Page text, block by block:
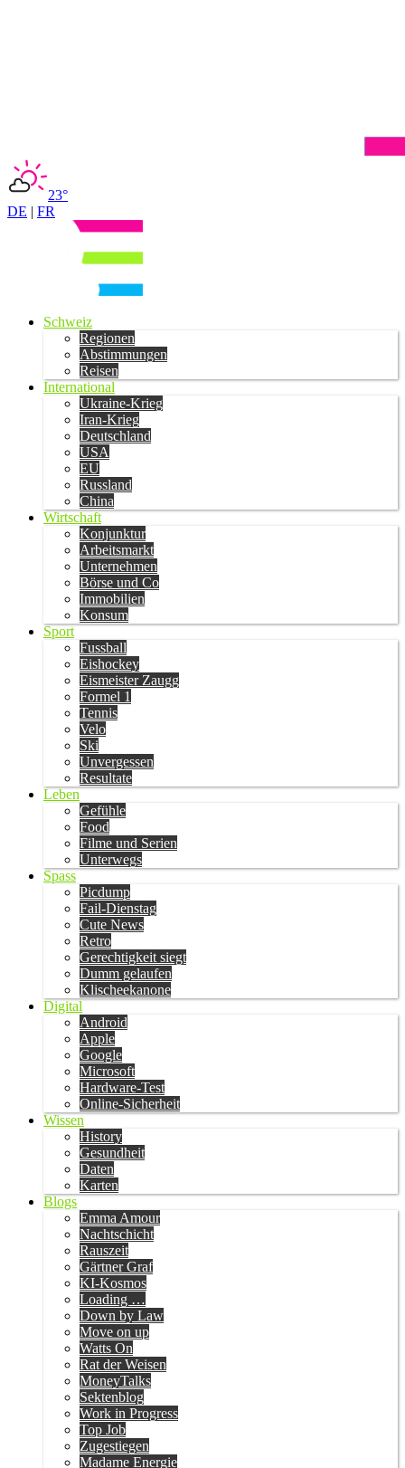
23°
DE | FR
Schweiz
Regionen
Abstimmungen
Reisen
International
Ukraine-Krieg
Iran-Krieg
Deutschland
USA
EU
Russland
China
Wirtschaft
Konjunktur
Arbeitsmarkt
Unternehmen
Börse und Co
Immobilien
Konsum
Sport
Fussball
Eishockey
Eismeister Zaugg
Formel 1
Tennis
Velo
Ski
Unvergessen
Resultate
Leben
Gefühle
Food
Filme und Serien
Unterwegs
Spass
Picdump
Fail-Dienstag
Cute News
Retro
Gerechtigkeit siegt
Dumm gelaufen
Klischeekanone
Digital
Android
Apple
Google
Microsoft
Hardware-Test
Online-Sicherheit
Wissen
History
Gesundheit
Daten
Karten
Blogs
Emma Amour
Nachtschicht
Rauszeit
Gärtner Graf
KI-Kosmos
Loading …
Down by Law
Move on up
Watts On
Rat der Weisen
MoneyTalks
Sektenblog
Work in Progress
Top Job
Zugestiegen
Madame Energie